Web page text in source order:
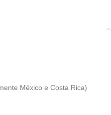
México e Costa Rica)